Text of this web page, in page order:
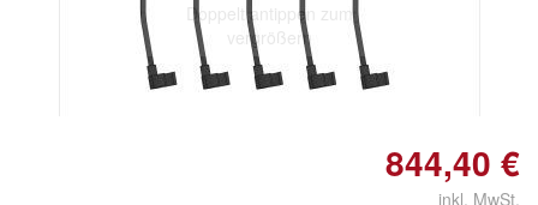
Doppelt antippen zum
vergrößern
844,40 €
inkl. MwSt.